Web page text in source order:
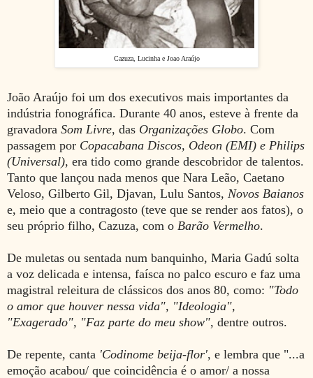
Cazuza, Lucinha e Joao Araújo
João Araújo foi um dos executivos mais importantes da
indústria fonográfica. Durante 40 anos, esteve à frente da
gravadora Som Livre, das Organizações Globo. Com
passagem por Copacabana Discos, Odeon (EMI) e Philips
(Universal), era tido como grande descobridor de talentos.
Tanto que lançou nada menos que Nara Leão, Caetano
Veloso, Gilberto Gil, Djavan, Lulu Santos, Novos Baianos
e, meio que a contragosto (teve que se render aos fatos), o
seu próprio filho, Cazuza, com o Barão Vermelho.
De muletas ou sentada num banquinho, Maria Gadú solta
a voz delicada e intensa, faísca no palco escuro e faz uma
magistral releitura de clássicos dos anos 80, como: "Todo
o amor que houver nessa vida", "Ideologia",
"Exagerado", "Faz parte do meu show", dentre outros.
De repente, canta 'Codinome beija-flor', e lembra que "...a
emoção acabou/ que coincidência é o amor/ a nossa